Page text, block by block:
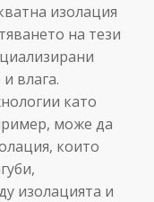
изолация
на тези
влага.
като
може да
които
изолацията и